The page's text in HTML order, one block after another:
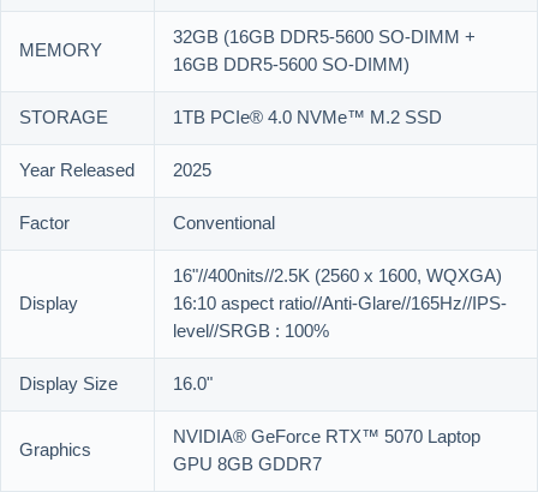
MEMORY
32GB (16GB DDR5-5600 SO-DIMM +
16GB DDR5-5600 SO-DIMM)
STORAGE
1TB PCIe® 4.0 NVMe™ M.2 SSD
Year Released
2025
Factor
Conventional
Display
16"//400nits//2.5K (2560 x 1600, WQXGA)
16:10 aspect ratio//Anti-Glare//165Hz//IPS-
level//SRGB : 100%
Display Size
16.0"
Graphics
NVIDIA® GeForce RTX™ 5070 Laptop
GPU 8GB GDDR7